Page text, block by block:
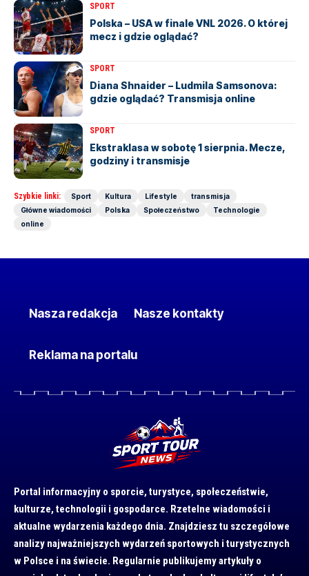
SPORT
Polska – USA w finale VNL 2026. O której
mecz i gdzie oglądać?
SPORT
Diana Shnaider – Ludmila Samsonova:
gdzie oglądać? Transmisja online
SPORT
Ekstraklasa w sobotę 1 sierpnia. Mecze,
godziny i transmisje
Szybkie linki: Sport Kultura Lifestyle
transmisja
Główne wiadomości
Polska Społeczeństwo
Technologie
online
Nasza redakcja Nasze kontakty
Reklama na portalu
Portal informacyjny o sporcie, turystyce, społeczeństwie,
kulturze, technologii i gospodarce. Rzetelne wiadomości i
aktualne wydarzenia każdego dnia. Znajdziesz tu szczegółowe
analizy najważniejszych wydarzeń sportowych i turystycznych
w Polsce i na świecie. Regularnie publikujemy artykuły o